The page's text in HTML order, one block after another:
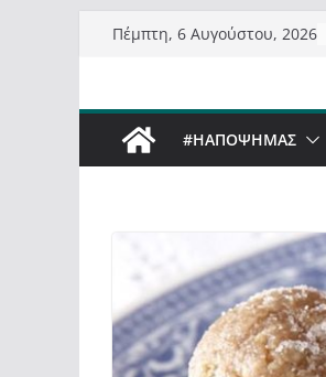
Μετάβαση
Πέμπτη, 6 Αυγούστου, 2026
#ΗΑΠΟΨΗΜΑΣ